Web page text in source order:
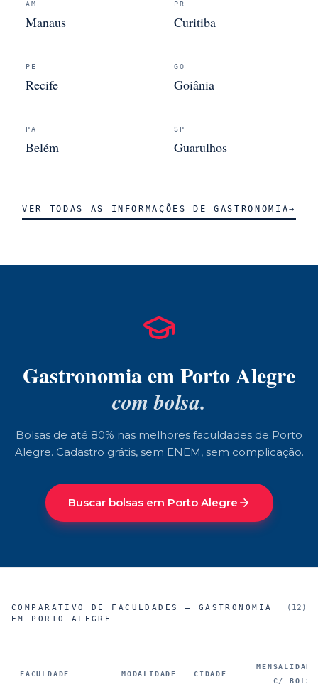
AM
Manaus
PR
Curitiba
PE
Recife
GO
Goiânia
PA
Belém
SP
Guarulhos
VER TODAS AS INFORMAÇÕES DEGASTRONOMIA→
GastronomiaemPorto Alegre
com bolsa.
Bolsas de até 80% nas melhores faculdades de Porto
Alegre. Cadastro grátis, sem ENEM, sem complicação.
Buscar bolsas em Porto Alegre
COMPARATIVO DE FACULDADES — GASTRONOMIA
EM PORTO ALEGRE
( 12 )
FACULDADE MODALIDADE CIDADE
MENSALIDADE
C/ BOLSA